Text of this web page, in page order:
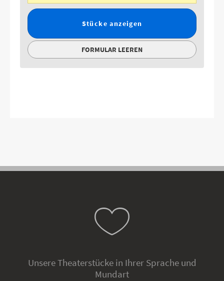
Stücke anzeigen
FORMULAR LEEREN
Unsere Theaterstücke in Ihrer Sprache und
Mundart